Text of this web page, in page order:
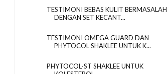
TESTIMONI BEBAS KULIT BERMASALAH
DENGAN SET KECANT...
TESTIMONI OMEGA GUARD DAN
PHYTOCOL SHAKLEE UNTUK K...
PHYTOCOL-ST SHAKLEE UNTUK